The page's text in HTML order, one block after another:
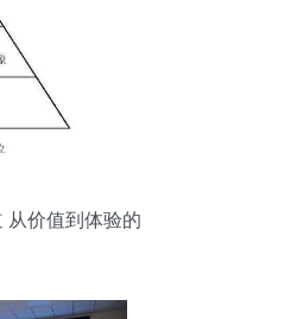
从价值到体验的